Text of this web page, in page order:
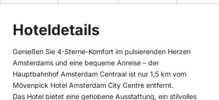
Hoteldetails
Genießen Sie 4-Sterne-Komfort im pulsierenden Herzen
Amsterdams und eine bequeme Anreise – der
Hauptbahnhof Amsterdam Centraal ist nur 1,5 km vom
Mövenpick Hotel Amsterdam City Centre entfernt.
Das Hotel bietet eine gehobene Ausstattung, ein stilvolles